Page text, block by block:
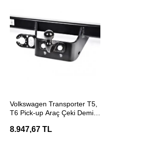
Volkswagen Transporter T5,
T6 Pick-up Araç Çeki Demiri
8.947,67 TL